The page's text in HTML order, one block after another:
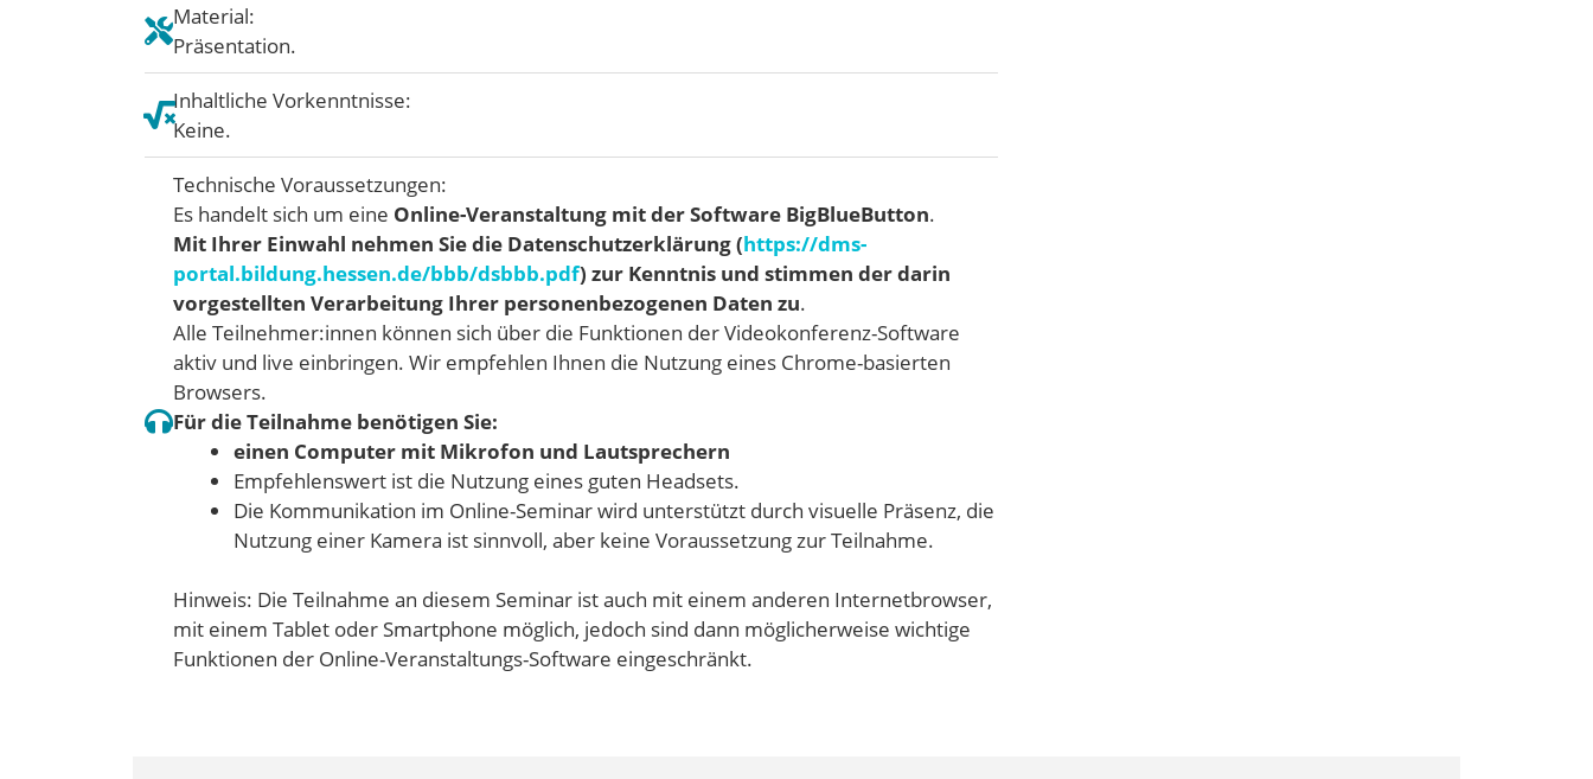
Material:
Präsentation.
Inhaltliche Vorkenntnisse:
Keine.
Technische Voraussetzungen:
Es handelt sich um eine Online-Veranstaltung mit der Software BigBlueButton.
Mit Ihrer Einwahl nehmen Sie die Datenschutzerklärung (https://dms-
portal.bildung.hessen.de/bbb/dsbbb.pdf) zur Kenntnis und stimmen der darin
vorgestellten Verarbeitung Ihrer personenbezogenen Daten zu.
Alle Teilnehmer:innen können sich über die Funktionen der Videokonferenz-Software
aktiv und live einbringen. Wir empfehlen Ihnen die Nutzung eines Chrome-basierten
Browsers.
Für die Teilnahme benötigen Sie:
einen Computer mit Mikrofon und Lautsprechern
Empfehlenswert ist die Nutzung eines guten Headsets.
Die Kommunikation im Online-Seminar wird unterstützt durch visuelle Präsenz, die
Nutzung einer Kamera ist sinnvoll, aber keine Voraussetzung zur Teilnahme.
Hinweis: Die Teilnahme an diesem Seminar ist auch mit einem anderen Internetbrowser,
mit einem Tablet oder Smartphone möglich, jedoch sind dann möglicherweise wichtige
Funktionen der Online-Veranstaltungs-Software eingeschränkt.